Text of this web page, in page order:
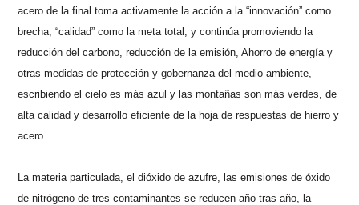
acero de la final toma activamente la acción a la “innovación” como
brecha, “calidad” como la meta total, y continúa promoviendo la
reducción del carbono, reducción de la emisión, Ahorro de energía y
otras medidas de protección y gobernanza del medio ambiente,
escribiendo el cielo es más azul y las montañas son más verdes, de
alta calidad y desarrollo eficiente de la hoja de respuestas de hierro y
acero.
La materia particulada, el dióxido de azufre, las emisiones de óxido
de nitrógeno de tres contaminantes se reducen año tras año, la